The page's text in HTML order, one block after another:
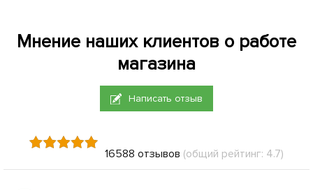
Мнение наших клиентов о работе
магазина
Написать отзыв
16588 отзывов (общий рейтинг: 4.7)